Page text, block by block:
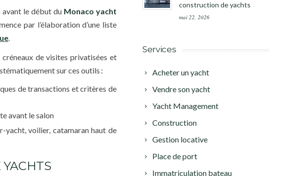
le début du Monaco yacht
par l’élaboration d’une liste
.
de visites privatisées et
sur ces outils :
de transactions et critères de
avant le salon
yacht, voilier, catamaran haut de
YACHTS
construction de yachts
mai 22, 2026
Services
Acheter un yacht
Vendre son yacht
Yacht Management
Construction
Gestion locative
Place de port
Immatriculation bateau